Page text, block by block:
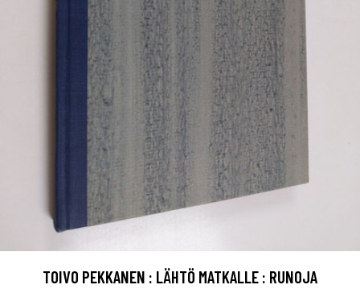
TOIVO PEKKANEN : LÄHTÖ MATKALLE : RUNOJA